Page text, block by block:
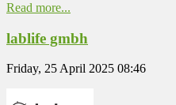
Read more...
lablife gmbh
Friday, 25 April 2025 08:46